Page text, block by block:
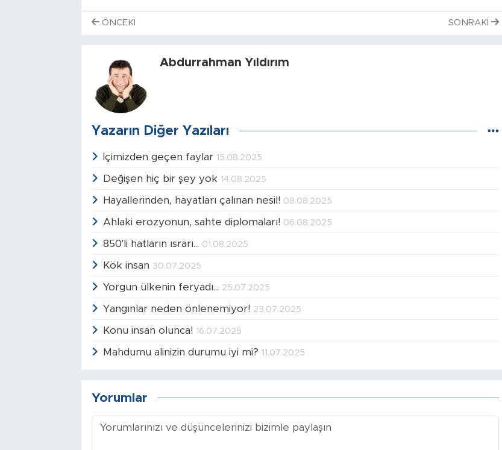
ÖNCEKI SONRAKI
Abdurrahman Yıldırım
Yazarın Diğer Yazıları
İçimizden geçen faylar 15.08.2025
Değişen hiç bir şey yok 14.08.2025
Hayallerinden, hayatları çalınan nesil! 08.08.2025
Ahlaki erozyonun, sahte diplomaları! 06.08.2025
850'li hatların ısrarı... 01.08.2025
Kök insan 30.07.2025
Yorgun ülkenin feryadı... 25.07.2025
Yangınlar neden önlenemiyor! 23.07.2025
Konu insan olunca! 16.07.2025
Mahdumu alinizin durumu iyi mi? 11.07.2025
Yorumlar